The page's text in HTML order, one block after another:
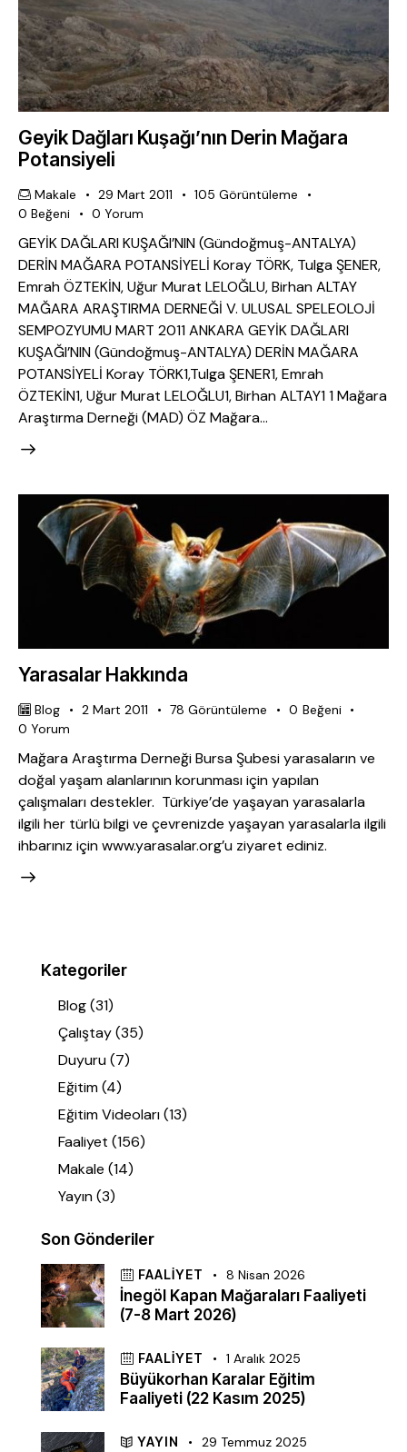
Geyik Dağları Kuşağı’nın Derin Mağara
Potansiyeli
Makale 29 Mart 2011 105 Görüntüleme
0 Beğeni 0 Yorum
GEYİK DAĞLARI KUŞAĞI’NIN (Gündoğmuş-ANTALYA)
DERİN MAĞARA POTANSİYELİ Koray TÖRK, Tulga ŞENER,
Emrah ÖZTEKİN, Uğur Murat LELOĞLU, Birhan ALTAY
MAĞARA ARAŞTIRMA DERNEĞİ V. ULUSAL SPELEOLOJİ
SEMPOZYUMU MART 2011 ANKARA GEYİK DAĞLARI
KUŞAĞI’NIN (Gündoğmuş-ANTALYA) DERİN MAĞARA
POTANSİYELİ Koray TÖRK1,Tulga ŞENER1, Emrah
ÖZTEKİN1, Uğur Murat LELOĞLU1, Birhan ALTAY1 1 Mağara
Araştırma Derneği (MAD) ÖZ Mağara…
Yarasalar Hakkında
Blog 2 Mart 2011 78 Görüntüleme 0 Beğeni
0 Yorum
Mağara Araştırma Derneği Bursa Şubesi yarasaların ve
doğal yaşam alanlarının korunması için yapılan
çalışmaları destekler. Türkiye’de yaşayan yarasalarla
ilgili her türlü bilgi ve çevrenizde yaşayan yarasalarla ilgili
ihbarınız için www.yarasalar.org’u ziyaret ediniz.
Kategoriler
Blog(31)
Çalıştay(35)
Duyuru(7)
Eğitim(4)
Eğitim Videoları(13)
Faaliyet (156)
Makale (14)
Yayın(3)
Son Gönderiler
FAALIYET 8 Nisan 2026
İnegöl Kapan Mağaraları Faaliyeti
(7-8 Mart 2026)
FAALIYET 1 Aralık 2025
Büyükorhan Karalar Eğitim
Faaliyeti (22 Kasım 2025)
YAYIN 29 Temmuz 2025